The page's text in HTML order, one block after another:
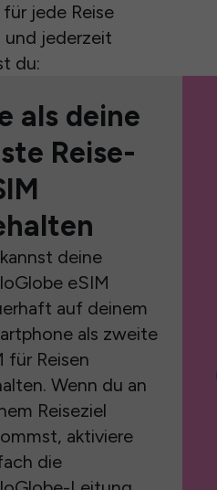
jede Reise
und jederzeit
du:
als deine
Reise-
deine
eSIM
auf deinem
als zweite
für Reisen
Wenn du an
Reiseziel
aktiviere
die